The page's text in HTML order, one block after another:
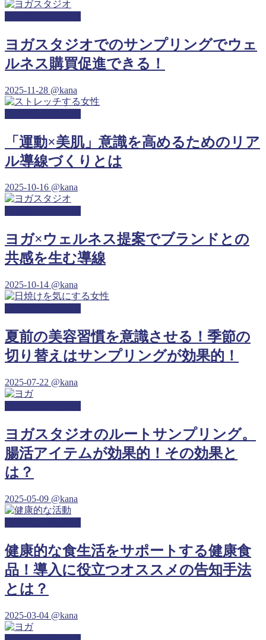
ヨガスタジオでのサンプリングでウェ
ルネス購買促進できる！
2025-11-28 @kana
「運動×美肌」意識を高めるためのリア
ル導線づくりとは
2025-10-16 @kana
ヨガ×ウェルネス提案でブランドとの
共感を生む導線
2025-10-14 @kana
夏前の美容習慣を意識させる！季節の
切り替えはサンプリングが効果的！
2025-07-22 @kana
ヨガスタジオのルートサンプリング。
腸活アイテムが効果的！その効果と
は？
2025-05-09 @kana
健康的な食生活をサポートする健康食
品！導入に役立つオススメの告知手法
とは？
2025-03-04 @kana